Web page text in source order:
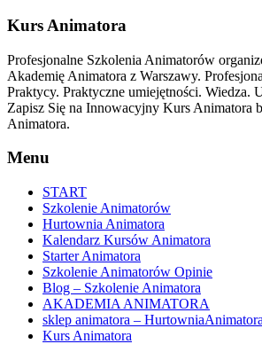
Kurs Animatora
Profesjonalne Szkolenia Animatorów
Akademię Animatora z Warszawy.
Praktycy. Praktyczne umiejętności. Wiedza.
Zapisz Się na Innowacyjny Kurs Animatora
Animatora.
Menu
START
Szkolenie Animatorów
Hurtownia Animatora
Kalendarz Kursów Animatora
Starter Animatora
Szkolenie Animatorów Opinie
Blog – Szkolenie Animatora
AKADEMIA ANIMATORA
sklep animatora –
Kurs Animatora